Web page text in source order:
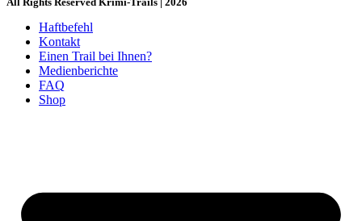
Haftbefehl
Kontakt
Einen Trail bei Ihnen?
Medienberichte
FAQ
Shop